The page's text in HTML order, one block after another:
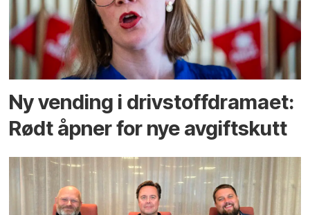
Ny vending i drivstoffdramaet:
Rødt åpner for nye avgiftskutt